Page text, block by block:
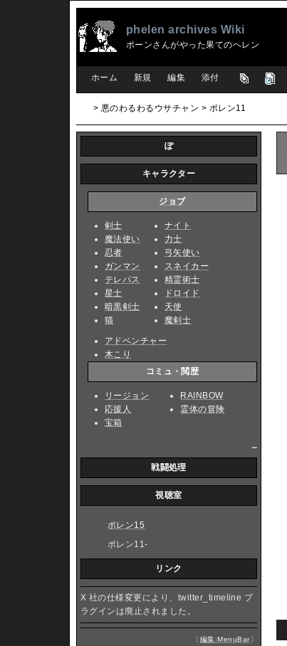
phelen archives Wiki
ポーンさんがやった果てのヘレン
ホーム 新規 編集 添付
> 悪のわるわるウサチャン > ポレン11
ぽ
キャラクター
ジョブ
剣士
魔法使い
忍者
ガンマン
テレパス
星士
暗黒剣士
猫
ナイト
力士
弓矢使い
スネイカー
精霊術士
ドロイド
天使
魔剣士
アドベンチャー
木こり
コミュ・閲歴
リージョン
応援人
宝箱
RAINBOW
霊体の冒険
戦闘処理
視聴室
ポレン15
ポレン11-
リンク
X 社の仕様変更により、twitter_timeline プ
ラグインは廃止されました。
〔編集:MenuBar〕